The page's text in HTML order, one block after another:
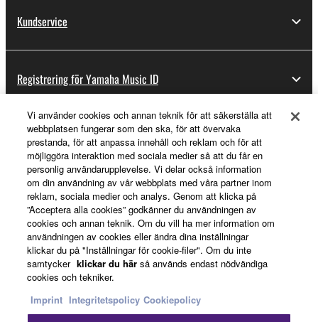
Kundservice
Registrering för Yamaha Music ID
Om Yamaha
Sverige - Swedish
Business
Vi använder cookies och annan teknik för att säkerställa att
webbplatsen fungerar som den ska, för att övervaka
prestanda, för att anpassa innehåll och reklam och för att
möjliggöra interaktion med sociala medier så att du får en
personlig användarupplevelse. Vi delar också information
om din användning av vår webbplats med våra partner inom
reklam, sociala medier och analys. Genom att klicka på
”Acceptera alla cookies” godkänner du användningen av
cookies och annan teknik. Om du vill ha mer information om
användningen av cookies eller ändra dina inställningar
klickar du på "Inställningar för cookie-filer". Om du inte
samtycker klickar du här så används endast nödvändiga
cookies och tekniker.
Imprint Integritetspolicy Cookiepolicy